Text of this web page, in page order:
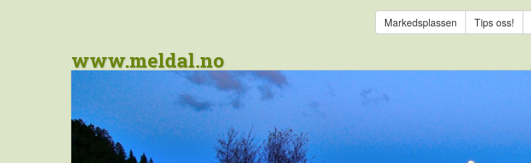
Markedsplassen Tips oss!
www.meldal.no